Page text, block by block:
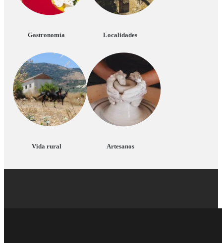
Gastronomía Localidades
Vida rural Artesanos